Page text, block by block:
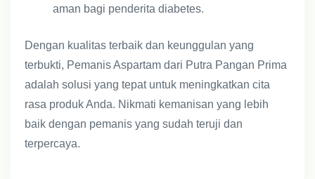
aman bagi penderita diabetes.
Dengan kualitas terbaik dan keunggulan yang
terbukti, Pemanis Aspartam dari Putra Pangan Prima
adalah solusi yang tepat untuk meningkatkan cita
rasa produk Anda. Nikmati kemanisan yang lebih
baik dengan pemanis yang sudah teruji dan
terpercaya.